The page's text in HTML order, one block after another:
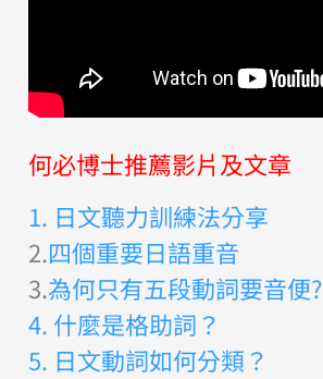
何必博士推薦影片及文章
1. 日文聽力訓練法分享
2.四個重要日語重音
3.為何只有五段動詞要音便?
4. 什麼是格助詞？
5. 日文動詞如何分類？